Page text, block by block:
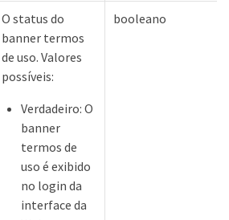
O status do
banner termos
de uso. Valores
possíveis:
Verdadeiro: O
banner
termos de
uso é exibido
no login da
interface da
booleano